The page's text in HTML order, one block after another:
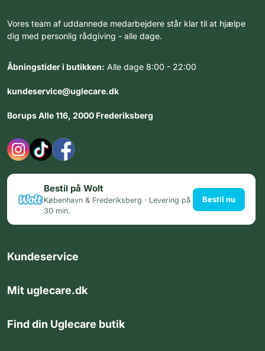
Vores team af uddannede medarbejdere står klar til at hjælpe
dig med personlig rådgiving - alle dage.
Åbningstider i butikken: Alle dage 8:00 - 22:00
kundeservice@uglecare.dk
Borups Alle 116, 2000 Frederiksberg
Bestil på Wolt
København & Frederiksberg · Levering på
30 min.
Bestil nu
Kundeservice
Mit uglecare.dk
Find din Uglecare butik